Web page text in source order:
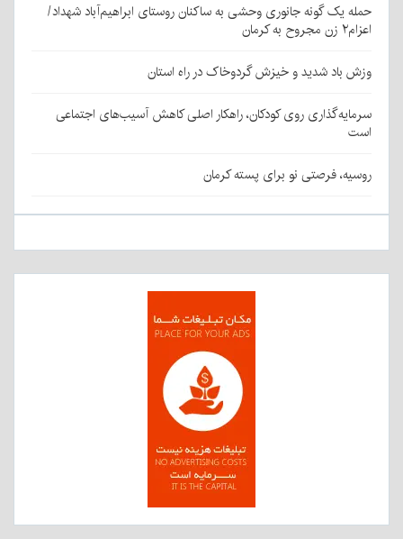
حمله یک گونه جانوری وحشی به ساکنان روستای ابراهیم‌آباد شهداد/
اعزام۲ زن مجروح به کرمان
وزش باد شدید و خیزش گردوخاک در راه استان
سرمایه‌گذاری روی کودکان، راهکار اصلی کاهش آسیب‌های اجتماعی
است
روسیه، فرصتی نو برای پسته کرمان